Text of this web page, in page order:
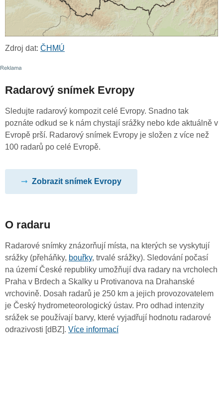
Zdroj dat: ČHMÚ
Radarový snímek Evropy
Sledujte radarový kompozit celé Evropy. Snadno tak
poznáte odkud se k nám chystají srážky nebo kde aktuálně v
Evropě prší. Radarový snímek Evropy je složen z více než
100 radarů po celé Evropě.
Zobrazit snímek Evropy
O radaru
Radarové snímky znázorňují místa, na kterých se vyskytují
srážky (přeháňky, bouřky, trvalé srážky). Sledování počasí
na území České republiky umožňují dva radary na vrcholech
Praha v Brdech a Skalky u Protivanova na Drahanské
vrchovině. Dosah radarů je 250 km a jejich provozovatelem
je Český hydrometeorologický ústav. Pro odhad intenzity
srážek se používají barvy, které vyjadřují hodnotu radarové
odrazivosti [dBZ]. Více informací